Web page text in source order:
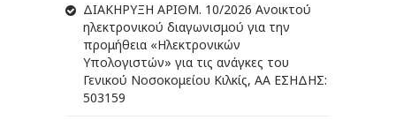
ΔIΑΚΗΡΥΞΗ ΑΡIΘΜ. 10/2026 Ανοικτού
ηλεκτρονικού διαγωνισμού για την
προμήθεια «Ηλεκτρονικών
Υπολογιστών» για τις ανάγκες του
Γενικού Νοσοκομείου Κιλκίς, ΑΑ ΕΣΗΔΗΣ:
503159